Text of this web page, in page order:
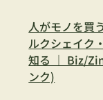
人がモノを買
ルクシェイク
知る ｜ Biz/
ンク)